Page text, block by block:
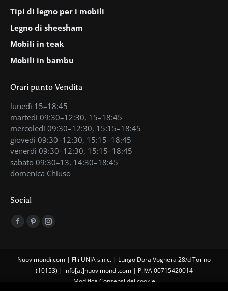
Tipi di legno per i mobili
Legno di sheesham
Mobili in teak
Mobili in bambu
Orari punto Vendita
lunedì 15–18:45
martedì 09:30–12:30, 15–18:45
mercoledì 09:30–12:30, 15:15–18:45
giovedì 09:30–12:30, 15:15–18:45
venerdì 09:30–12:30, 15:15–18:45
sabato 09:30–13, 14:30–18:45
domenica Chiuso
Social
Find us on:
Facebook
Pinterest
in
Instagram
in
Nuovimondi.com | Flli UNIA s.n.c. | Lungo Dora Voghera 28/d Torino
(10153) | info[at]nuovimondi.com | P.IVA 00715420014
Modifica Consensi dei cookie